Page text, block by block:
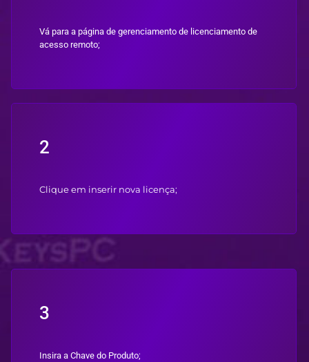
Vá para a página de gerenciamento de licenciamento de
acesso remoto;
2
Clique em inserir nova licença;
3
Insira a Chave do Produto;